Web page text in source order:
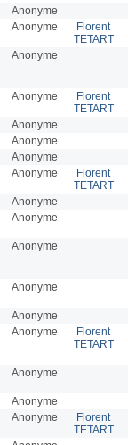
Anonyme
Anonyme
Florent
TETART
Anonyme
Anonyme
Florent
TETART
Anonyme
Anonyme
Anonyme
Anonyme
Florent
TETART
Anonyme
Anonyme
Anonyme
Anonyme
Anonyme
Anonyme
Florent
TETART
Anonyme
Anonyme
Anonyme
Florent
TETART